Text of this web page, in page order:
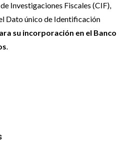
Investigaciones Fiscales (CIF),
Dato único de Identificación
su incorporación en el Banco
.